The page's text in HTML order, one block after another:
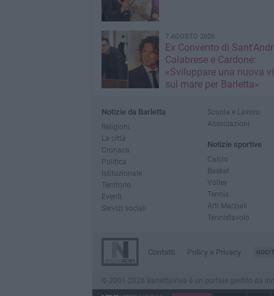
7 AGOSTO 2026
Ex Convento di
Calabrese e Cardone:
«Sviluppare una nuova
sul mare per Barletta»
Notizie da Barletta
Religioni
La città
Cronaca
Politica
Istituzionale
Territorio
Eventi
Servizi sociali
Scuola e Lavoro
Associazioni
Notizie sportive
Calcio
Basket
Volley
Tennis
Arti Marziali
Tennistavolo
Contatti Policy e Privacy
© 2001-2026 BarlettaViva è un portale gestito da